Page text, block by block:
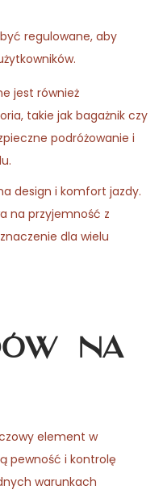
regulowane, aby
jest również
takie jak bagażnik czy
podróżowanie i
design i komfort jazdy.
na przyjemność z
dla wielu
na
element w
pewność i kontrolę
warunkach